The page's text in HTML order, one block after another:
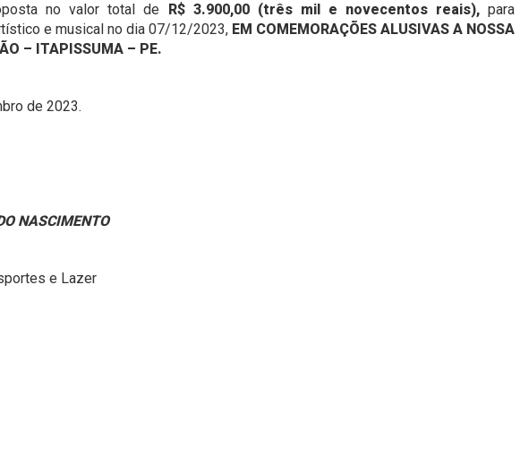
no valor total de R$ 3.900,00 (três mil e novecentos reais),para
e musical no dia 07/12/2023, EM COMEMORAÇÕES ALUSIVAS A NOSSA
– ITAPISSUMA – PE.
de 2023.
NASCIMENTO
e Lazer